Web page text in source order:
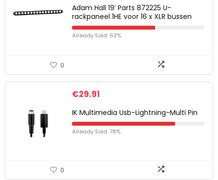
Adam Hall 19′ Parts 872225 U-
rackpaneel 1HE voor 16 x XLR bussen
Already Sold: 63%
0
€29.91
IK Multimedia Usb-Lightning-Multi Pin
Already Sold: 78%
0